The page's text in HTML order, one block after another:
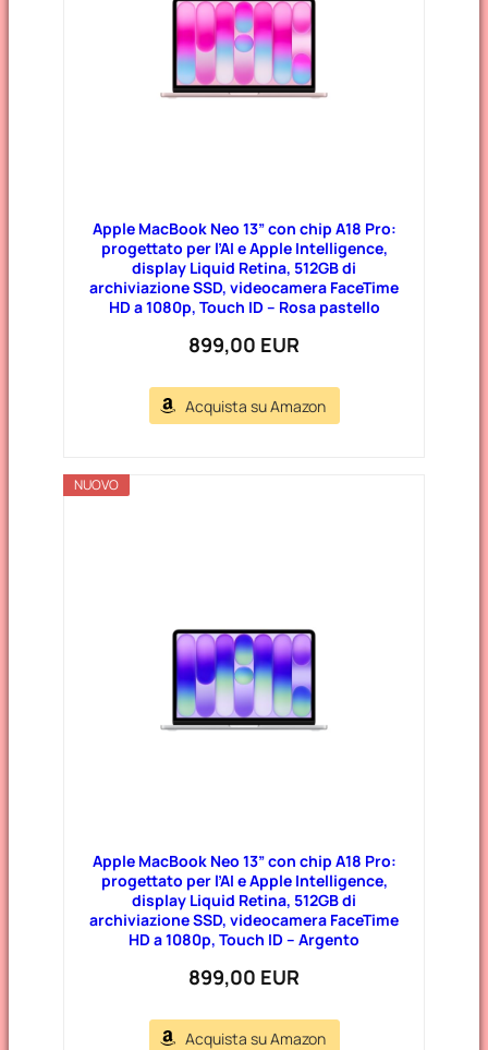
Apple MacBook Neo 13” con chip A18 Pro:
progettato per l’AI e Apple Intelligence,
display Liquid Retina, 512GB di
archiviazione SSD, videocamera FaceTime
HD a 1080p, Touch ID – Rosa pastello
899,00 EUR
Acquista su Amazon
NUOVO
Apple MacBook Neo 13” con chip A18 Pro:
progettato per l’AI e Apple Intelligence,
display Liquid Retina, 512GB di
archiviazione SSD, videocamera FaceTime
HD a 1080p, Touch ID – Argento
899,00 EUR
Acquista su Amazon